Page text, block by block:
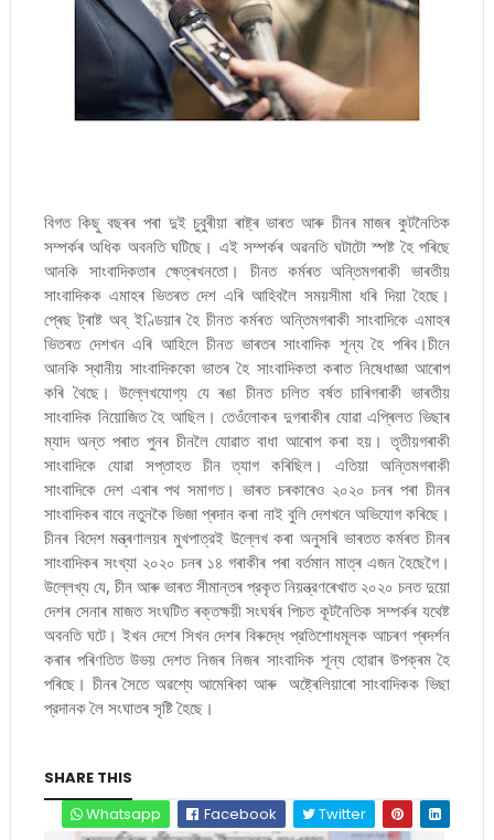
বিগত কিছু বছৰৰ পৰা দুই চুবুৰীয়া ৰাষ্ট্ৰ ভাৰত আৰু চীনৰ মাজৰ কুটনৈতিক
সম্পর্কৰ অধিক অবনতি ঘটিছে। এই সম্পর্কৰ অৱনতি ঘটাটো স্পষ্ট হৈ পৰিছে
আনকি সাংবাদিকতাৰ ক্ষেত্ৰখনতো। চীনত কৰ্মৰত অন্তিমগৰাকী ভাৰতীয়
সাংবাদিকক এমাহৰ ভিতৰত দেশ এৰি আহিবলৈ সময়সীমা ধৰি দিয়া হৈছে।
প্ৰেছ ট্ৰাষ্ট অব্ ইণ্ডিয়াৰ হৈ চীনত কৰ্মৰত অন্তিমগৰাকী সাংবাদিকে এমাহৰ
ভিতৰত দেশখন এৰি আহিলে চীনত ভাৰতৰ সাংবাদিক শূন্য হৈ পৰিব।চীনে
আনকি স্থানীয় সাংবাদিককো ভাতৰ হৈ সাংবাদিকতা কৰাত নিষেধাজ্ঞা আৰোপ
কৰি থৈছে। উল্লেখযোগ্য যে ৰঙা চীনত চলিত বৰ্ষত চাৰিগৰাকী ভাৰতীয়
সাংবাদিক নিয়োজিত হৈ আছিল। তেওঁলোকৰ দুগৰাকীৰ যোৱা এপ্ৰিলত ভিছাৰ
ম্যাদ অন্ত পৰাত পুনৰ চীনলৈ যোৱাত বাধা আৰোপ কৰা হয়। তৃতীয়গৰাকী
সাংবাদিকে যোৱা সপ্তাহত চীন ত্যাগ কৰিছিল। এতিয়া অন্তিমগৰাকী
সাংবাদিকে দেশ এৰাৰ পথ সমাগত। ভাৰত চৰকাৰেও ২০২০ চনৰ পৰা চীনৰ
সাংবাদিকৰ বাবে নতুনকৈ ভিজা প্ৰদান কৰা নাই বুলি দেশখনে অভিযোগ কৰিছে।
চীনৰ বিদেশ মন্ত্ৰণালয়ৰ মুখপাত্রই উল্লেখ কৰা অনুসৰি ভাৰতত কৰ্মৰত চীনৰ
সাংবাদিকৰ সংখ্যা ২০২০ চনৰ ১৪ গৰাকীৰ পৰা বৰ্তমান মাত্ৰ এজন হৈছেগৈ।
উল্লেখ্য যে, চীন আৰু ভাৰত সীমান্তৰ প্রকৃত নিয়ন্ত্রণৰেখাত ২০২০ চনত দুয়ো
দেশৰ সেনাৰ মাজত সংঘটিত ৰক্তক্ষয়ী সংঘৰ্ষৰ পিচত কূটনৈতিক সম্পৰ্কৰ যথেষ্ট
অবনতি ঘটে। ইখন দেশে সিখন দেশৰ বিৰুদ্ধে প্রতিশোধমূলক আচৰণ প্ৰদৰ্শন
কৰাৰ পৰিণতিত উভয় দেশত নিজৰ নিজৰ সাংবাদিক শূন্য হোৱাৰ উপক্ৰম হৈ
পৰিছে। চীনৰ সৈতে অৱশ্যে আমেৰিকা আৰু অষ্ট্ৰেলিয়াৰো সাংবাদিকক ভিছা
প্রদানক লৈ সংঘাতৰ সৃষ্টি হৈছে।
SHARE THIS
Whatsapp
Facebook Twitter